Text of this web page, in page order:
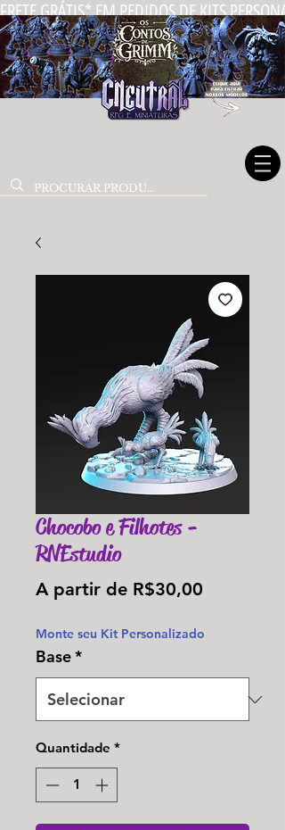
FRETE GRÁTIS* EM PEDIDOS DE KITS
Chocobo e Filhotes -
RNEstudio
A partir de R$30,00
Monte seu Kit Personalizado
Base*
Quantidade *